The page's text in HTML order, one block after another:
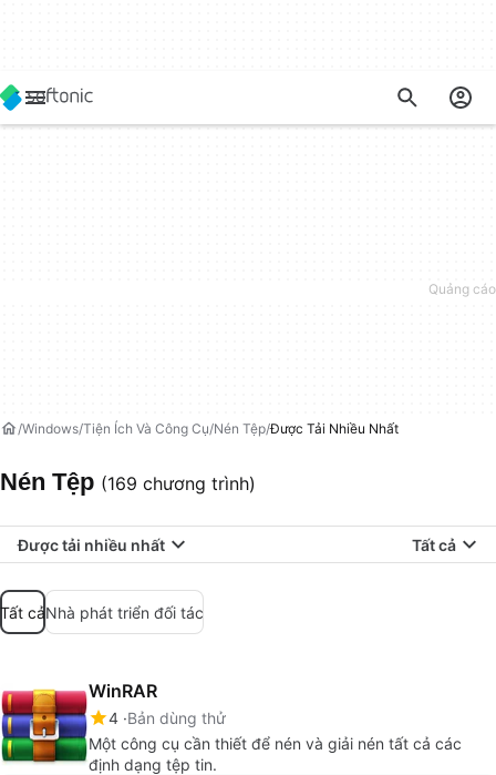
Windows Tiện Ích Và Công Cụ Nén Tệp Được Tải Nhiều Nhất
Nén Tệp (169 chương trình)
Được tải nhiều nhất Tất cả
Tất cảNhà phát triển đối tác
WinRAR
4 Bản dùng thử
Một công cụ cần thiết để nén và giải nén tất cả các
định dạng tệp tin.